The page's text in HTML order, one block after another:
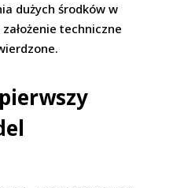
dużych środków w
techniczne